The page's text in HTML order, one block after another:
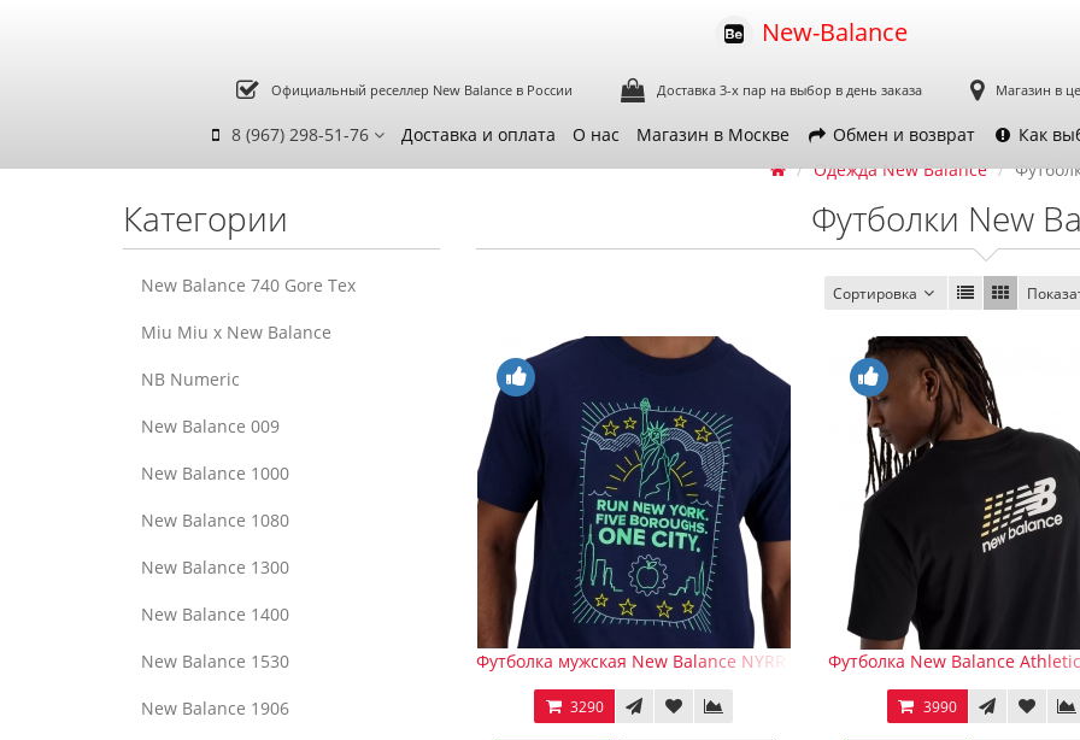
New-Balance
Официальный реселлер New Balance в России Доставка 3-х пар на выбор в день заказа Магазин в
8 (967) 298-51-76 Доставка и оплата О нас Магазин в Москве Обмен и возврат Как
Категории
New Balance 740 Gore Tex
Miu Miu x New Balance
NB Numeric
New Balance 009
New Balance 1000
New Balance 1080
New Balance 1300
New Balance 1400
New Balance 1530
New Balance 1906
Одежда New Balance
Футболки New
Сортировка
Футболка мужская New Balance NYRR Boroughs Graphic T-Shirt Navy с
3290
Футболка New Balance
3990